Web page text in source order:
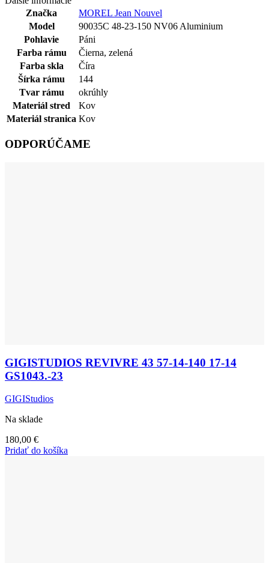
Značka
MOREL Jean Nouvel
Model
90035C 48-23-150 NV06 Aluminium
Pohlavie
Páni
Farba rámu
Čierna, zelená
Farba skla
Číra
Šírka rámu
144
Tvar rámu
okrúhly
Materiál stred
Kov
Materiál stranica Kov
ODPORÚČAME
GIGISTUDIOS REVIVRE 43 57-14-140 17-14
GS1043.-23
GIGIStudios
Na sklade
180,00 €
Pridať do košíka